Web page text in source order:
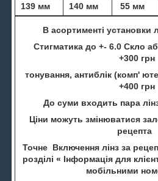
139 мм 140 мм 55 мм
В асортименті установки
Стигматика до +- 6.0 Скло
+300 грн
тонування, антиблік (комп'
+400 грн
До суми входить пара
Ціни можуть змінюватися
рецепта
Точне Включення лінз за
розділі « Інформація для
мобільними